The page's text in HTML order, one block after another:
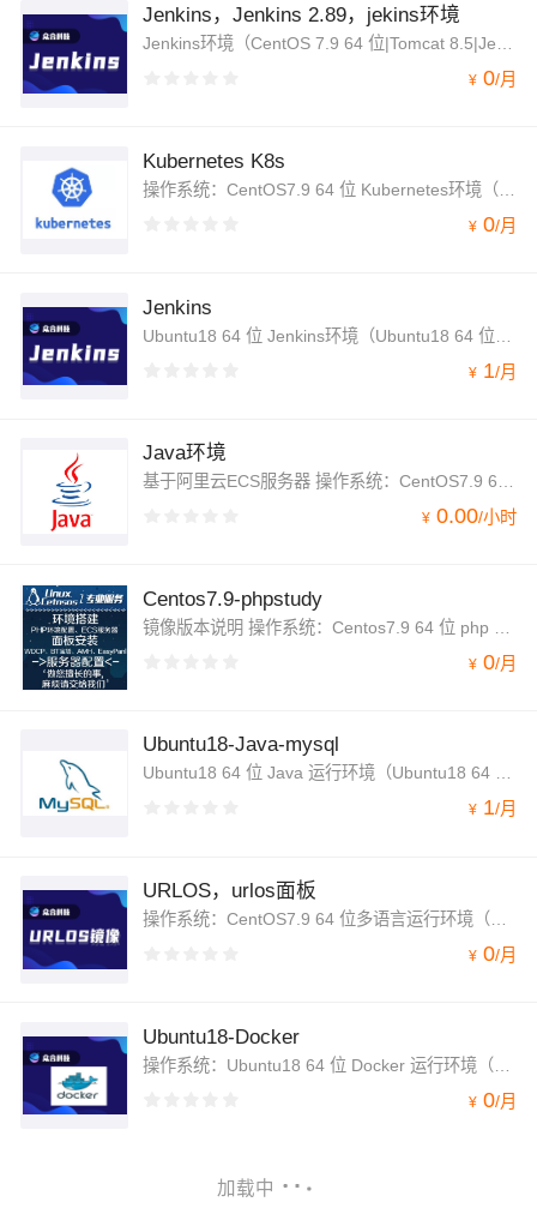
Jenkins，Jenkins 2.89，jekins环境
Jenkins环境（CentOS 7.9 64 位|Tomcat 8.5|Jenkins 2.89），相应软件的安装，由众合云创科技有限公司基于阿里云ECS云主机 CentOS 7 纯净版版的官方软件包安装配 置，系统安全策略配置，系统调优、优化了相应功能；
¥ 0/月
Kubernetes K8s
¥ 0/月
Jenkins
¥ 1/月
Java环境
¥ 0.00/小时
Centos7.9-phpstudy
¥ 0/月
Ubuntu18-Java-mysql
Ubuntu18 64 位 Java 运行环境（Ubuntu18 64 位|mysql 5.7|Tomcat 8.5|nginx 1.14）
¥ 1/月
URLOS，urlos面板
¥ 0/月
Ubuntu18-Docker
¥ 0/月
加载中